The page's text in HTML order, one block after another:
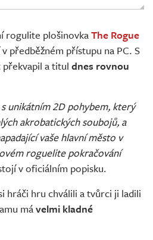
rogulite plošinovkaThe Rogue
v předběžném přístupu na PC. S
a titul dnes rovnou
unikátním 2D pohybem, který
akrobatických soubojů, a
vaše hlavní město v
roguelite pokračování
v oficiálním popisku.
hráči hru chválili a tvůrci ji ladili
mávelmi kladné